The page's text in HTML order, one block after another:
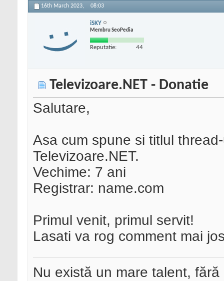
16th March 2023, 08:03
iSKY
Membru SeoPedia
Reputatie: 44
Televizoare.NET - Donatie
Salutare,
Asa cum spune si titlul
Televizoare.NET.
Vechime: 7 ani
Registrar: name.com
Primul venit, primul servit!
Lasati va rog comment mai
Nu există un mare talent,